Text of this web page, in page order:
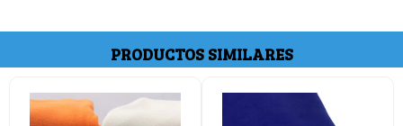
PRODUCTOS SIMILARES